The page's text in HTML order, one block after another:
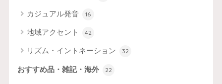
カジュアル発音 16
地域アクセント 42
リズム・イントネーション 32
おすすめ品・雑記・海外 22